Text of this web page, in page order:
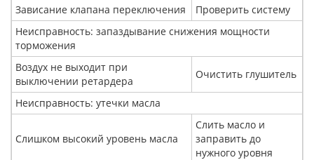
Зависание клапана переключения
Проверить систему
Неисправность: запаздывание снижения мощности
торможения
Воздух не выходит при
выключении ретардера
Очистить глушитель
Неисправность: утечки масла
Слишком высокий уровень масла
Слить масло и
заправить до
нужного уровня